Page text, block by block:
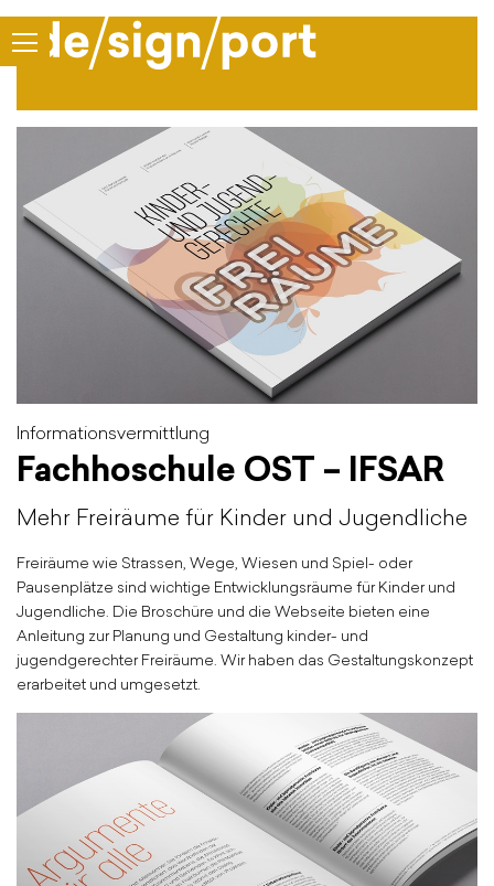
Informationsvermittlung
Fachhoschule OST – IFSAR
Mehr Freiräume für Kinder und Jugendliche
Freiräume wie Strassen, Wege, Wiesen und Spiel- oder
Pausenplätze sind wichtige Entwicklungsräume für Kinder und
Jugendliche. Die Broschüre und die Webseite bieten eine
Anleitung zur Planung und Gestaltung kinder- und
jugendgerechter Freiräume. Wir haben das Gestaltungskonzept
erarbeitet und umgesetzt.